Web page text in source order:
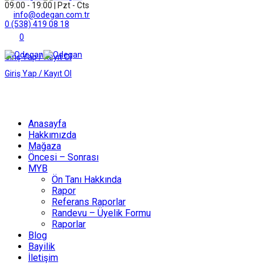
09:00 - 19:00 | Pzt - Cts
info@odegan.com.tr
0 (538) 419 08 18
0
Giriş Yap / Kayıt Ol
Giriş Yap / Kayıt Ol
Anasayfa
Hakkımızda
Mağaza
Öncesi – Sonrası
MYB
Ön Tanı Hakkında
Rapor
Referans Raporlar
Randevu – Üyelik Formu
Raporlar
Blog
Bayilik
İletişim